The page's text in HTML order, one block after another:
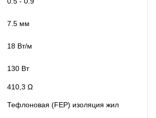
7.5 мм
18 Вт/м
130 Вт
410,3 Ω
Тефлоновая (FEP) изоляция жил